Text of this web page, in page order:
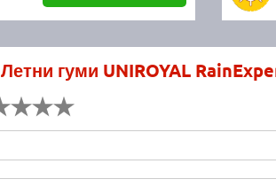
Летни гуми UNIROYAL